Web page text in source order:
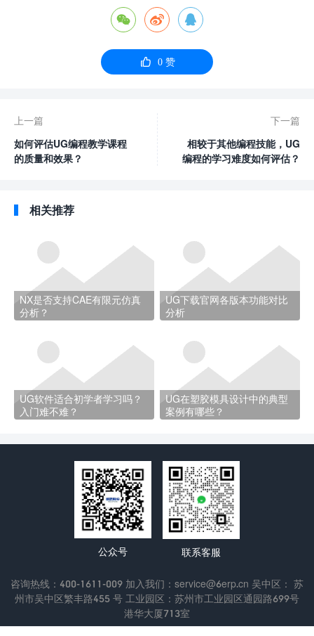
  
 0赞
上一篇
如何评估UG编程教学课程
的质量和效果？
下一篇
相较于其他编程技能，UG
编程的学习难度如何评估？
相关推荐
NX是否支持CAE有限元仿真
分析？
UG下载官网各版本功能对比
分析
UG软件适合初学者学习吗？
入门难不难？
UG在塑胶模具设计中的典型
案例有哪些？
公众号 联系客服
咨询热线：400-1611-009 加入我们：service@6erp.cn 吴中区： 苏
州市吴中区繁丰路455 号 工业园区：苏州市工业园区通园路699号
港华大厦713室